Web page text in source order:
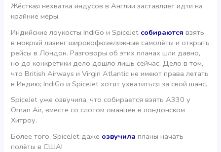
Жёсткая нехватка индусов в Англии заставляет идти на
крайние меры.
Индийские лоукосты IndiGo и SpiceJet собираются взять
в мокрый лизинг широкофюзеляжные самолёты и открыть
рейсы в Лондон. Разговоры об этих планах шли давно,
но до конкретики дело дошло лишь сейчас. Дело в том,
что British Airways и Virgin Atlantic не имеют права летать
в Индию; IndiGo и SpiceJet хотят ухватиться за свой шанс.
SpiceJet уже озвучила, что собирается взять А330 у
Oman Air, вместе со слотом оманцев в лондонском
Хитроу.
Более того, SpiceJet даже озвучила планы начать
полёты в США!